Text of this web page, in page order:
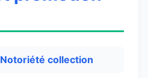
Notoriété collection